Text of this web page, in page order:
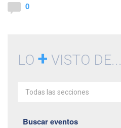
0
LO + VISTO DE...
Todas las secciones
Buscar eventos